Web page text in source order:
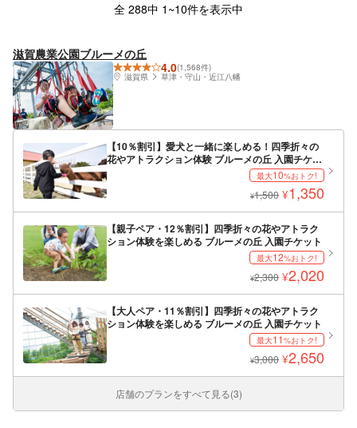
全 288中 1~10件を表示中
滋賀農業公園ブルーメの丘
4.0(1,568件)
滋賀県
草津・守山・近江八幡
【10％割引】愛犬と一緒に楽しめる！四季折々の
花やアトラクション体験 ブルーメの丘 入園チケッ
最大10%おトク!
¥1,500 ¥1,350
【親子ペア・12％割引】四季折々の花やアトラク
ション体験を楽しめる ブルーメの丘 入園チケット
最大12%おトク!
¥2,300 ¥2,020
【大人ペア・11％割引】四季折々の花やアトラク
ション体験を楽しめる ブルーメの丘 入園チケット
最大11%おトク!
¥3,000 ¥2,650
店舗のプランをすべて見る(3)